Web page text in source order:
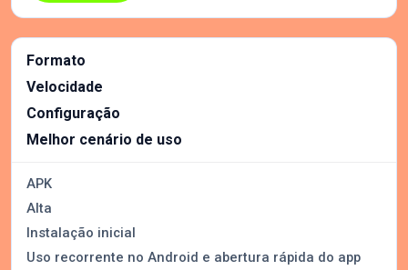
Formato
Velocidade
Configuração
Melhor cenário de uso
APK
Alta
Instalação inicial
Uso recorrente no Android e abertura rápida do app